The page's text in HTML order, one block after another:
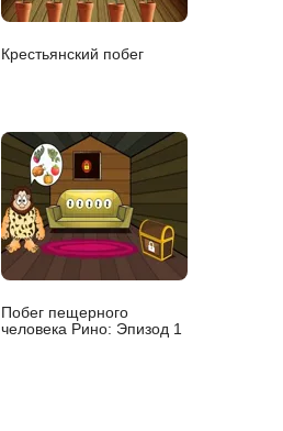
Крестьянский побег
Побег пещерного
человека Рино: Эпизод 1